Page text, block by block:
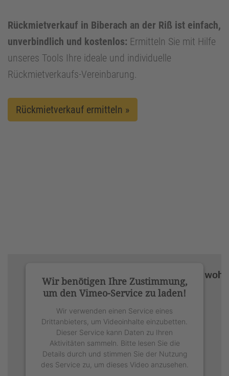
Rückmietverkauf in Biberach an der Riß ist einfach,
unverbindlich und kostenlos: Ermitteln Sie mit Hilfe
unseres Tools Ihre ideale und individuelle
Rückmietverkaufs-Vereinbarung.
Rückmietverkauf ermitteln »
Wir benötigen Ihre Zustimmung,
um den Vimeo-Service zu laden!
Wir verwenden einen Service eines
Drittanbieters, um Videoinhalte einzubetten.
Dieser Service kann Daten zu Ihren
Aktivitäten sammeln. Bitte lesen Sie die
Details durch und stimmen Sie der Nutzung
des Service zu, um dieses Video anzusehen.